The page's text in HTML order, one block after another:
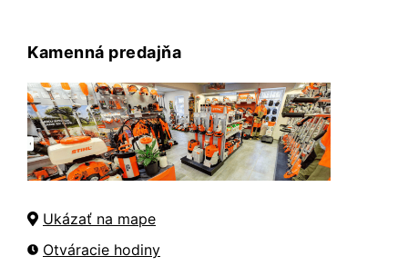
Kamenná predajňa
Ukázať na mape
Otváracie hodiny